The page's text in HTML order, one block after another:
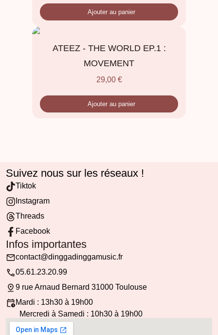
Ajouter au panier
ATEEZ - THE WORLD EP.1 :
MOVEMENT
29,00 €
Ajouter au panier
Suivez nous sur les réseaux !
Tiktok
Instagram
Threads
Facebook
Infos importantes
contact@dinggadinggamusic.fr
05.61.23.20.99
9 rue Arnaud Bernard 31000 Toulouse
Mardi : 13h30 à 19h00
Mercredi à Samedi : 10h30 à 19h00